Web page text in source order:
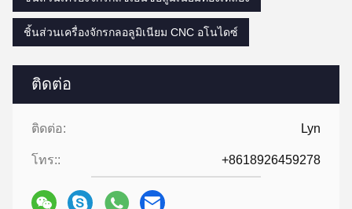
ติดต่อ
ติดต่อ: Lyn
โทร:: +8618926459278
ชิ้นส่วนเครื่องจักรกลอลูมิเนียม CNC อโนไดซ์